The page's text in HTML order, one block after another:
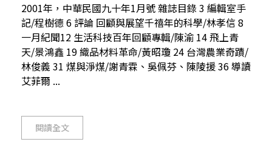
2001年，中華民國九十年1月號 雜誌目錄 3 編輯室手
記/程樹德 6 評論 回顧與展望千禧年的科學/林孝信 8
一月紀聞12 生活科技百年回顧專輯/陳渝 14 飛上青
天/景鴻鑫 19 織品材料革命/黃昭瓊 24 台灣農業奇蹟/
林俊義 31 煤與淨煤/謝青霖、吳佩芬、陳陵援 36 導讀
艾菲爾 ...
閱讀全文